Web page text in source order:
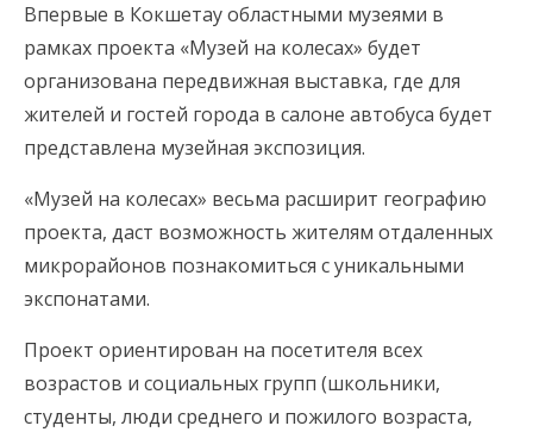
Впервые в Кокшетау областными музеями в
рамках проекта «Музей на колесах» будет
организована передвижная выставка, где для
жителей и гостей города в салоне автобуса будет
представлена музейная экспозиция.
«Музей на колесах» весьма расширит географию
проекта, даст возможность жителям отдаленных
микрорайонов познакомиться с уникальными
экспонатами.
Проект ориентирован на посетителя всех
возрастов и социальных групп (школьники,
студенты, люди среднего и пожилого возраста,